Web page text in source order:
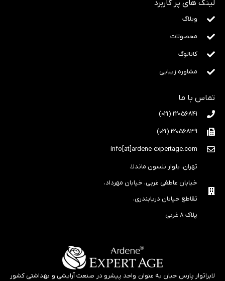
لینک های پر کاربرد
وبلاگ
محصولات
کاتالوگ
مشاوره زیبایی
تماس با ما
22056841 (021)
22056839 (021)
info[at]ardene-expertage.com
تهران، بلوار نلسون ماندلا،
خیابان عاطفی غربی، خیابان مهرداد،
تقاطع خیابان دریابندری،
پلاک ۸ غربی
لابراتوار پارس حیان به عنوان واحد پیشرو در صنعت آرایشی و بهداشتی کشور